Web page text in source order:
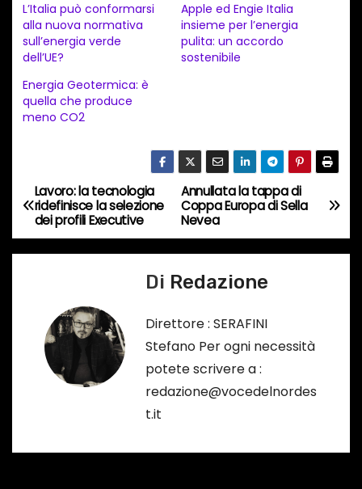
a
m
e
n
t
c
o
L’Italia può conformarsi
alla nuova normativa
sull’energia verde
dell’UE?
Apple ed Engie Italia
insieme per l’energia
pulita: un accordo
sostenibile
Energia Geotermica: è
quella che produce
meno CO2
N
a
Annullata la tappa di
Coppa Europa di Sella
Nevea
Lavoro: la tecnologia
ridefinisce la selezione
dei profili Executive
Di Redazione
Direttore : SERAFINI
Stefano Per ogni necessità
potete scrivere a :
redazione@vocedelnordes
t.it